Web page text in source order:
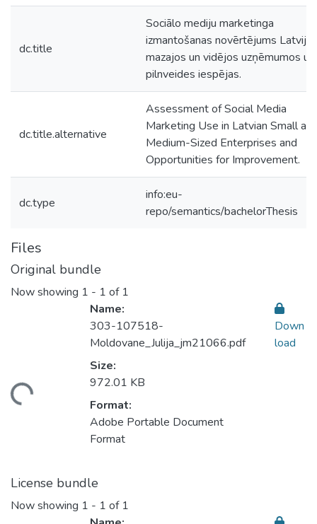
dc.title
Sociālo mediju marketinga
izmantošanas novērtējums Latvijas
mazajos un vidējos uzņēmumos un
pilnveides iespējas.
dc.title.alternative
Assessment of Social Media
Marketing Use in Latvian Small
Medium-Sized Enterprises and
Opportunities for Improvement.
dc.type
info:eu-
repo/semantics/bachelorThesis
Files
Original bundle
Now showing 1 - 1 of 1
Name:
303-107518-
Moldovane_Julija_jm21066.pdf
Size:
972.01 KB
Format:
Adobe Portable Document
Format
Down
load
License bundle
Now showing 1 - 1 of 1